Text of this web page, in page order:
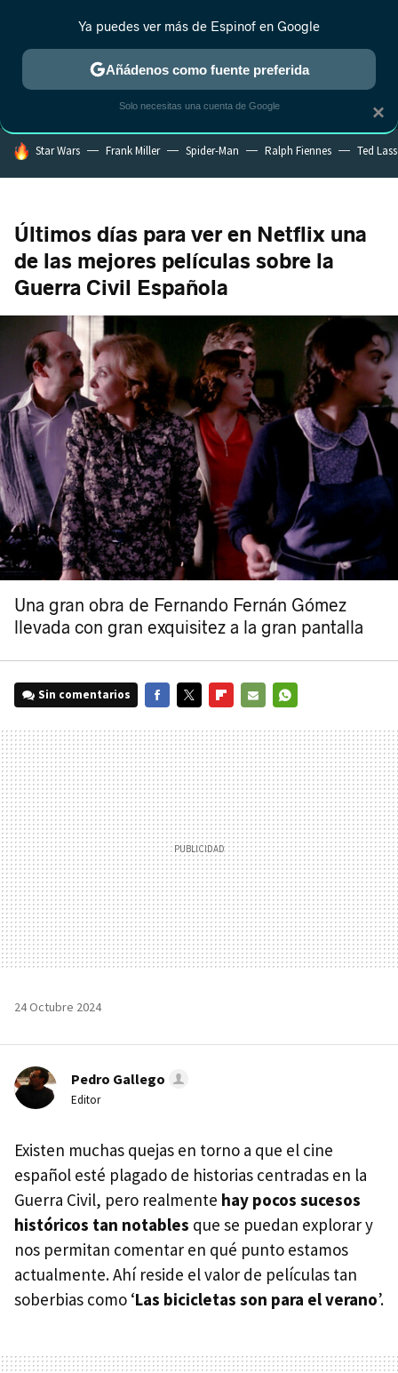
MENÚ NUEVO
ESTRENOS REALITY ANIME RANKINGS CINE
HOY SE HABLA DE
Star Wars Frank Miller Spider-Man Ralph Fiennes Ted
Últimos días para ver en Netflix una
de las mejores películas sobre la
Guerra Civil Española
Una gran obra de Fernando Fernán Gómez
llevada con gran exquisitez a la gran pantalla
Sin comentarios
MAIL
24 Octubre 2024
Pedro Gallego
Editor
Existen muchas quejas en torno a que el cine
español esté plagado de historias centradas en la
Guerra Civil, pero realmente hay pocos sucesos
históricos tan notables que se puedan explorar y
nos permitan comentar en qué punto estamos
actualmente. Ahí reside el valor de películas tan
soberbias como ‘Las bicicletas son para el verano’.
×
Ya puedes ver más de Espinof en Google
Añádenos como fuente preferida
Solo necesitas una cuenta de Google